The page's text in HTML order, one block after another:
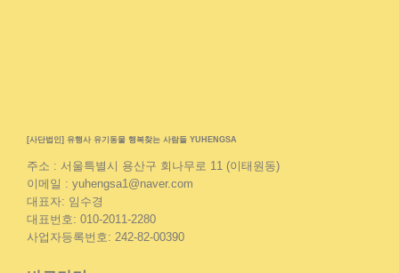
[사단법인] 유행사 유기동물 행복찾는 사람들 YUHENGSA
주소 : 서울특별시 용산구 회나무로 11 (이태원동)
이메일 : yuhengsa1@naver.com
대표자: 임수경
대표번호: 010-2011-2280
사업자등록번호: 242-82-00390